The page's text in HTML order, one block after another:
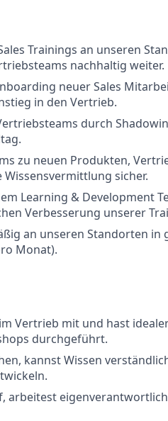
Trainings an unseren
nachhaltig weiter.
neuer Sales
in den Vertrieb.
durch
zu neuen Produkten,
sicher.
Learning & Development
Verbesserung unserer
an unseren Standorten in
Monat).
Vertrieb mit und hast
durchgeführt.
kannst Wissen
arbeitest